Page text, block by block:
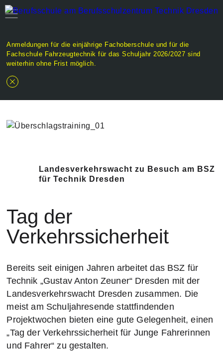
Anmeldungen für die einjährige Fachoberschule und für die
Fachschule Fahrzeugtechnik für das Schuljahr 2026/2027 sind
weiterhin ohne Frist möglich.
Landesverkehrswacht zu Besuch am BSZ
für Technik Dresden
Tag der
Verkehrssicherheit
Bereits seit einigen Jahren arbeitet das BSZ für
Technik „Gustav Anton Zeuner“ Dresden mit der
Landesverkehrswacht Dresden zusammen. Die
meist am Schuljahresende stattfindenden
Projektwochen bieten eine gute Gelegenheit, einen
„Tag der Verkehrssicherheit für Junge Fahrerinnen
und Fahrer“ zu gestalten.